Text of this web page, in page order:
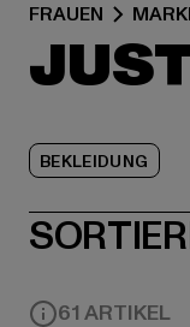
FRAUEN
BEKLEIDUNG
61 ARTIKEL